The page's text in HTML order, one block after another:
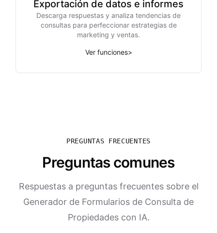
Exportación de datos e informes
Descarga respuestas y analiza tendencias de
consultas para perfeccionar estrategias de
marketing y ventas.
Ver funciones>
PREGUNTAS FRECUENTES
Preguntas comunes
Respuestas a preguntas frecuentes sobre el
Generador de Formularios de Consulta de
Propiedades con IA.